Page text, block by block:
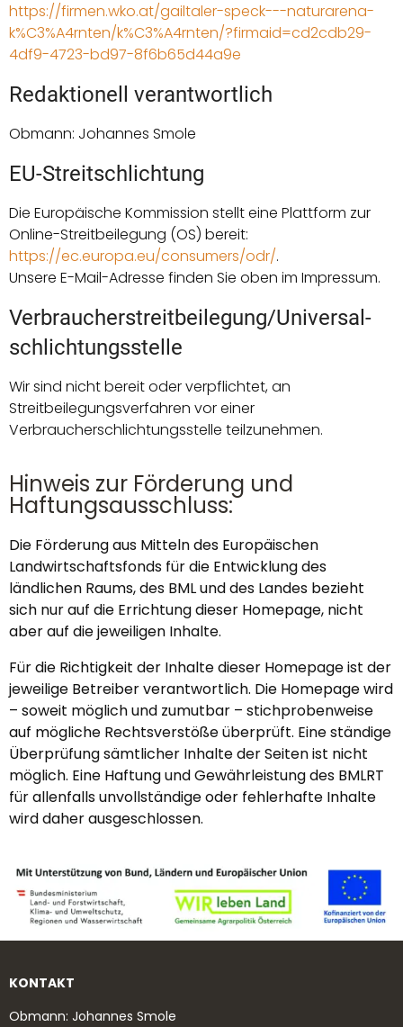
https://firmen.wko.at/gailtaler-speck---naturarena-
k%C3%A4rnten/k%C3%A4rnten/?firmaid=cd2cdb29-
4df9-4723-bd97-8f6b65d44a9e
Redaktionell verantwortlich
Obmann: Johannes Smole
EU-Streitschlichtung
Die Europäische Kommission stellt eine Plattform zur
Online-Streitbeilegung (OS) bereit:
https://ec.europa.eu/consumers/odr/.
Unsere E-Mail-Adresse finden Sie oben im Impressum.
Verbraucher­streit­beilegung/Universal­
schlichtungs­stelle
Wir sind nicht bereit oder verpflichtet, an
Streitbeilegungsverfahren vor einer
Verbraucherschlichtungsstelle teilzunehmen.
Hinweis zur Förderung und
Haftungsausschluss:
Die Förderung aus Mitteln des Europäischen
Landwirtschaftsfonds für die Entwicklung des
ländlichen Raums, des BML und des Landes bezieht
sich nur auf die Errichtung dieser Homepage, nicht
aber auf die jeweiligen Inhalte.
Für die Richtigkeit der Inhalte dieser Homepage ist der
jeweilige Betreiber verantwortlich. Die Homepage wird
– soweit möglich und zumutbar – stichprobenweise
auf mögliche Rechtsverstöße überprüft. Eine ständige
Überprüfung sämtlicher Inhalte der Seiten ist nicht
möglich. Eine Haftung und Gewährleistung des BMLRT
für allenfalls unvollständige oder fehlerhafte Inhalte
wird daher ausgeschlossen.
KONTAKT
Obmann: Johannes Smole